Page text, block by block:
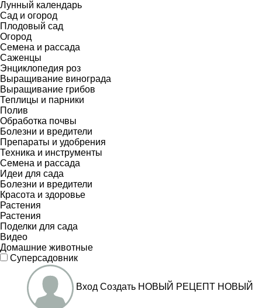
Лунный календарь
Сад и огород
Плодовый сад
Огород
Семена и рассада
Саженцы
Энциклопедия роз
Выращивание винограда
Выращивание грибов
Теплицы и парники
Полив
Обработка почвы
Болезни и вредители
Препараты и удобрения
Техника и инструменты
Семена и рассада
Идеи для сада
Болезни и вредители
Красота и здоровье
Растения
Растения
Поделки для сада
Видео
Домашние животные
Суперсадовник
Вход Создать НОВЫЙ РЕЦЕПТ НОВЫЙ